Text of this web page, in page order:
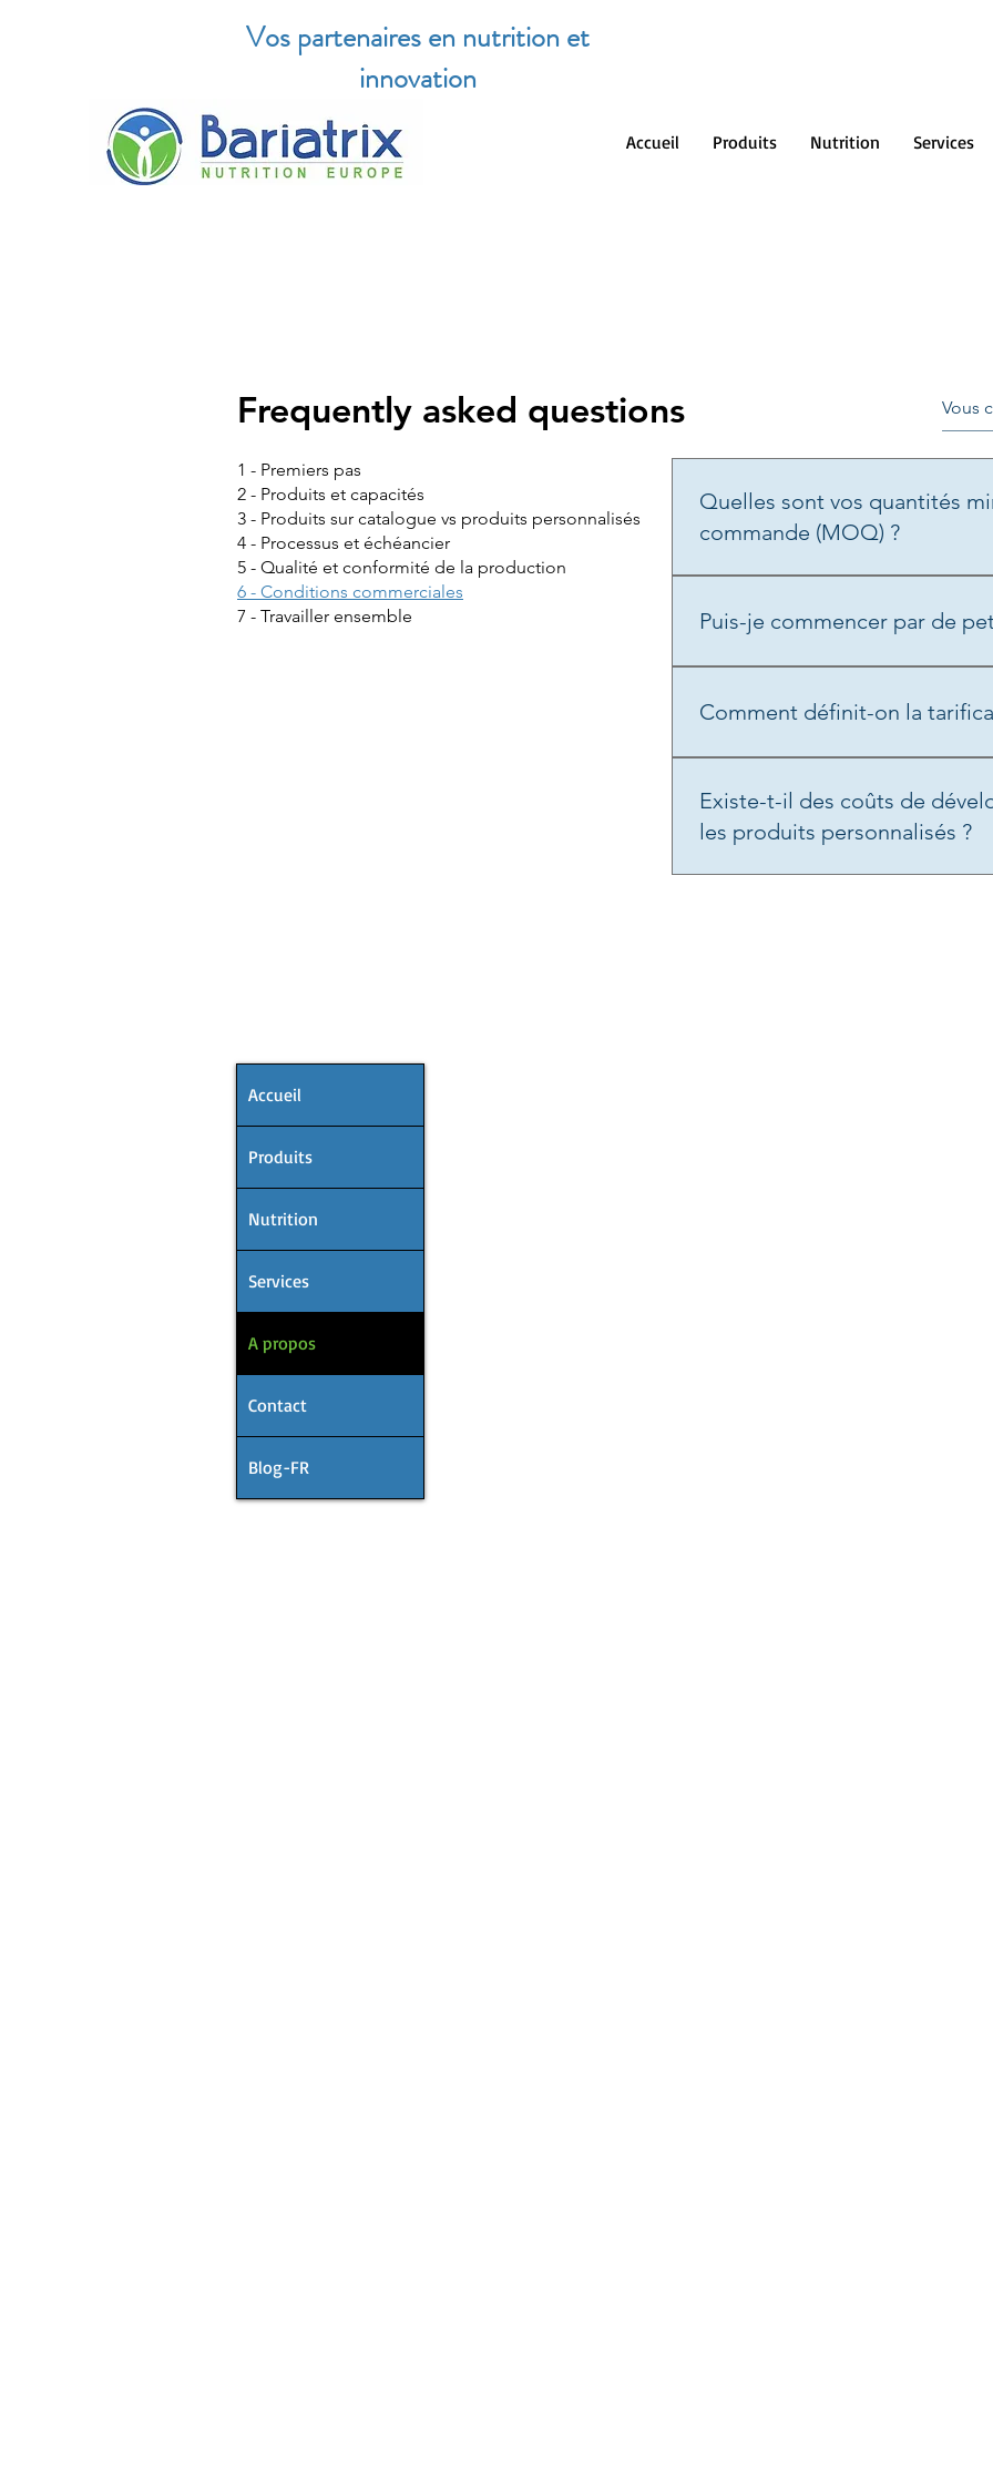
Accueil Produits Nutrition Services
Vos partenaires en nutrition et
innovation
Frequently asked questions
1 - Premiers pas
2 - Produits et capacités
3 - Produits sur catalogue vs produits personnalisés
4 - Processus et échéancier
5 - Qualité et conformité de la production
6 - Conditions commerciales
7 - Travailler ensemble
Quelles sont vos quantités
commande (MOQ) ?
produitformatniveau de
lors de la qualification du projet.
Puis-je commencer par de
volumes plus élevés
Comment définit-on la
devis détaillé est fourni après
Existe-t-il des coûts de
les produits personnalisés ?
Accueil
Produits
Nutrition
Services
A propos
Contact
Blog-FR